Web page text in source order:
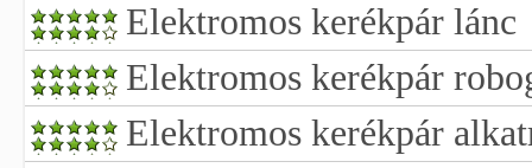
Elektromos kerékpár lánc
Elektromos kerékpár
Elektromos kerékpár